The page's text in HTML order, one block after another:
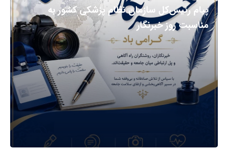
پیام رئیس‌کل سازمان نظام پزشکی کشور به
مناسبت روز خبرنگار